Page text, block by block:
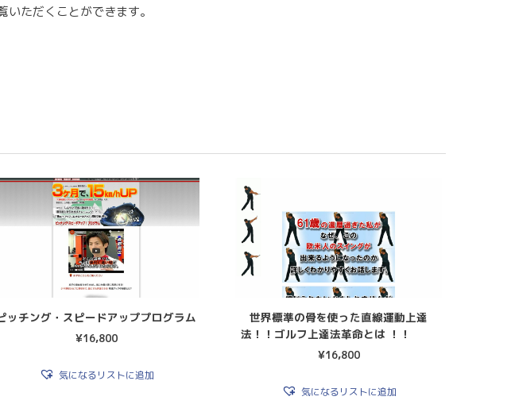
ただくことができます。
ッチング・スピードアッププログラム
¥16,800
気になるリストに追加
世界標準の骨を使った直線運動上達
法！！ゴルフ上達法革命とは ！！
¥16,800
気になるリストに追加